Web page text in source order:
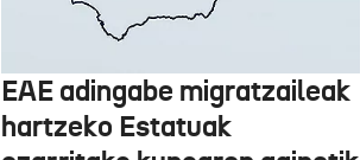
EAE adingabe migratzaileak
hartzeko Estatuak